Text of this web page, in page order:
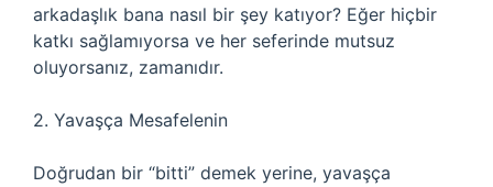
arkadaşlık bana nasıl bir şey katıyor? Eğer hiçbir
katkı sağlamıyorsa ve her seferinde mutsuz
oluyorsanız, zamanıdır.
2. Yavaşça Mesafelenin
Doğrudan bir “bitti” demek yerine, yavaşça